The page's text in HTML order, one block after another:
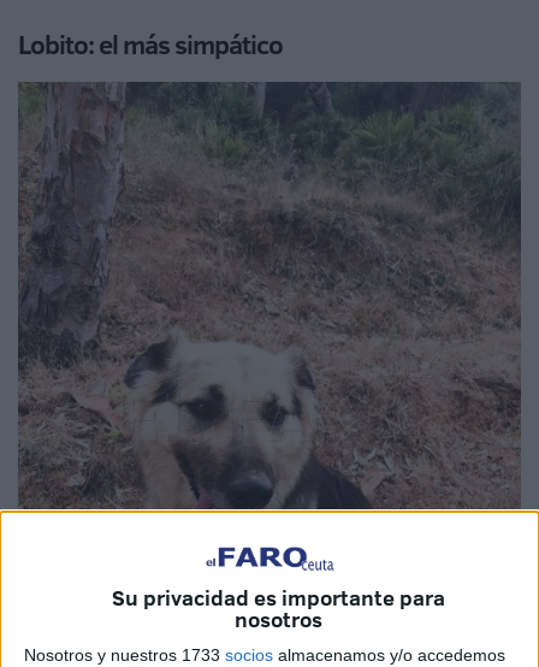
Su privacidad es importante para
nosotros
Nosotros y nuestros 1733 socios almacenamos y/o accedemos
Lobito: el más simpático